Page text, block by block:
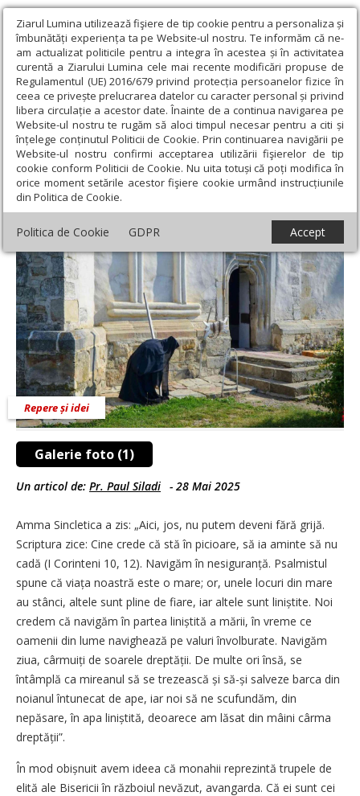
Ziarul Lumina utilizează fişiere de tip cookie pentru a personaliza și
îmbunătăți experiența ta pe Website-ul nostru. Te informăm că ne-
am actualizat politicile pentru a integra în acestea și în activitatea
curentă a Ziarului Lumina cele mai recente modificări propuse de
Regulamentul (UE) 2016/679 privind protecția persoanelor fizice în
ceea ce privește prelucrarea datelor cu caracter personal și privind
libera circulație a acestor date. Înainte de a continua navigarea pe
Website-ul nostru te rugăm să aloci timpul necesar pentru a citi și
înțelege conținutul Politicii de Cookie. Prin continuarea navigării pe
Website-ul nostru confirmi acceptarea utilizării fişierelor de tip
cookie conform Politicii de Cookie. Nu uita totuși că poți modifica în
orice moment setările acestor fişiere cookie urmând instrucțiunile
din Politica de Cookie.
Politica de Cookie GDPR Accept
Ziarul Lumina › Opinii › Repere și idei › O schimbare de
perspectivă
O schimbare de perspectivă
Galerie foto (1)
Repere și idei
Un articol de: Pr. Paul Siladi - 28 Mai 2025
Amma Sincletica a zis: „Aici, jos, nu putem deveni fără grijă.
Scriptura zice: Cine crede că stă în picioare, să ia aminte să nu
cadă (I Corinteni 10, 12). Navigăm în nesiguranță. Psalmistul
spune că viața noastră este o mare; or, unele locuri din mare
au stânci, altele sunt pline de fiare, iar altele sunt liniștite. Noi
credem că navigăm în partea liniștită a mării, în vreme ce
oamenii din lume navighează pe valuri învolburate. Navigăm
ziua, cârmuiți de soarele dreptății. De multe ori însă, se
întâmplă ca mireanul să se trezească și să-și salveze barca din
noianul întunecat de ape, iar noi să ne scufundăm, din
nepăsare, în apa liniștită, deoarece am lăsat din mâini cârma
dreptății”.
În mod obișnuit avem ideea că monahii reprezintă trupele de
elită ale Bisericii în războiul nevăzut, avangarda. Că ei sunt cei